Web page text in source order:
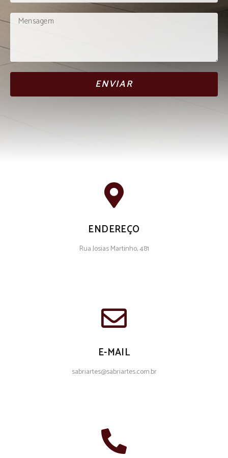
ENVIAR
ENDEREÇO
Rua Josias Martinho, 481
E-MAIL
sabriartes@sabriartes.com.br